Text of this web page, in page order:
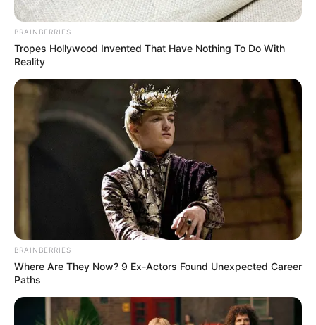
જામનગરના હૃદય રોગના નિષ્ણાત ડો. ગૌરવ ગાંધીનું
હાર્ટ એટેક નિધન થયું હોવાના સમાચાર સામે આવ્યા
છે. સૌરાષ્ટ્રના તેમજ જામનગર ના સૌ પ્રથમ હૃદય
રોગના નિષ્ણાત ડોક્ટર ગૌરવ ગાંધીનું અવસાન થતા
ડોક્ટર બેડમાં શોકનું મોંજુ છવાઈ ગયું છે. જ્યારે ખૂબ જ
નાની ઉમરે તેમનું અવસાન થયું છે.
BRAINBERRIES
Tropes Hollywood Invented That Have Nothing To Do With
Reality
BRAINBERRIES
Where Are They Now? 9 Ex-Actors Found Unexpected Career
Paths